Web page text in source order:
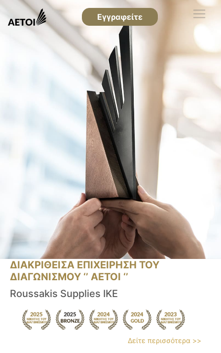
Εγγραφείτε
ΔΙΑΚΡΙΘΕΙΣΑ ΕΠΙΧΕΙΡΗΣΗ ΤΟΥ
ΔΙΑΓΩΝΙΣΜΟΥ ‘’ ΑΕΤΟΙ ‘’
Roussakis Supplies IKE
Δείτε περισσότερα >>